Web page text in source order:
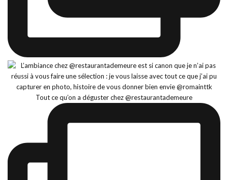
Tout ce qu’on a déguster chez @restaurantademeure